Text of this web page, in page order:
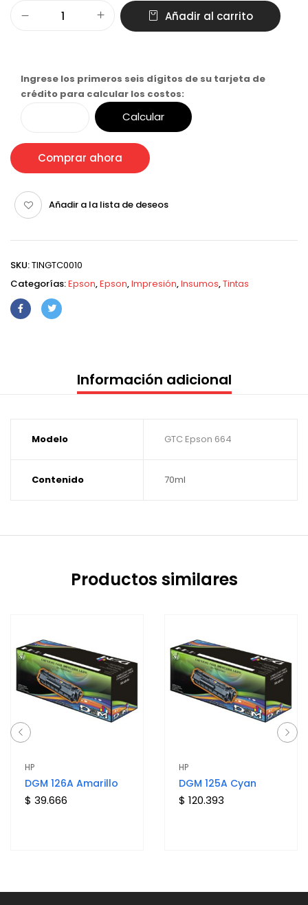
Añadir al carrito
Ingrese los primeros seis dígitos de su tarjeta de
crédito para calcular los costos:
Calcular
Comprar ahora
Añadir a la lista de deseos
SKU:TINGTC0010
Categorías:Epson,Epson,Impresión,Insumos,Tintas
Información adicional
Modelo GTC Epson 664
Contenido 70ml
Productos similares
HP
DGM 126A Amarillo
$ 39.666
HP
DGM 125A Cyan
$ 120.393